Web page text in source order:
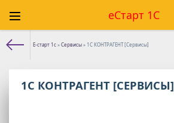
еСтарт 1С
Е-старт 1с»Сервисы» 1С КОНТРАГЕНТ [Сервисы]
1С КОНТРАГЕНТ [СЕРВИСЫ]